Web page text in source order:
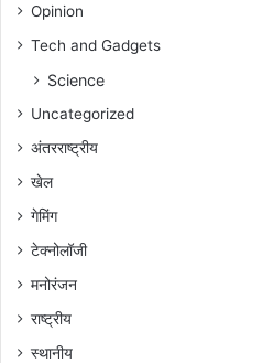
Opinion
Tech and Gadgets
Science
Uncategorized
अंतरराष्ट्रीय
खेल
गेमिंग
टेक्नोलॉजी
मनोरंजन
राष्ट्रीय
स्थानीय